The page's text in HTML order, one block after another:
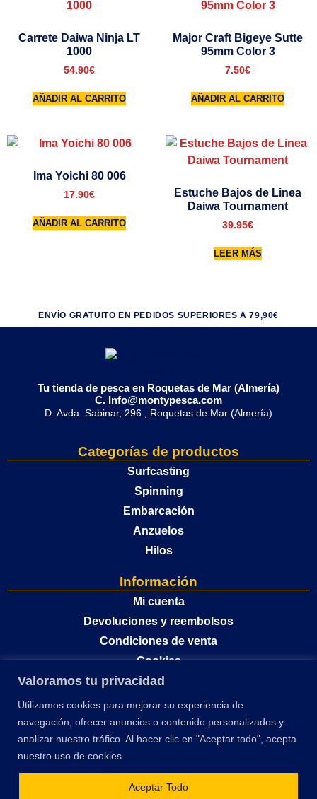
Valoramos tu privacidad
Utilizamos cookies para mejorar su experiencia de
navegación, ofrecer anuncios o contenido personalizados y
analizar nuestro tráfico. Al hacer clic en "Aceptar todo", acepta
nuestro uso de cookies.
Aceptar Todo
Carrete Daiwa Ninja LT
1000
54.90€
AÑADIR AL CARRITO
Major Craft Bigeye Sutte
95mm Color 3
7.50€
AÑADIR AL CARRITO
Ima Yoichi 80 006
17.90€
AÑADIR AL CARRITO
Estuche Bajos de Linea
Daiwa Tournament
39.95€
LEER MÁS
ENVÍO GRATUITO EN PEDIDOS SUPERIORES A 79,90€
Tu tienda de pesca en Roquetas de Mar (Almería)
C. Info@montypesca.com
D. Avda. Sabinar, 296 , Roquetas de Mar (Almería)
Categorías de productos
Surfcasting
Spinning
Embarcación
Anzuelos
Hilos
Información
Mi cuenta
Devoluciones y reembolsos
Condiciones de venta
Cookies
Política de privacidad